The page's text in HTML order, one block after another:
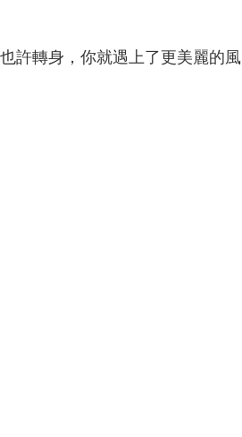
許轉身，你就遇上了更美麗的風